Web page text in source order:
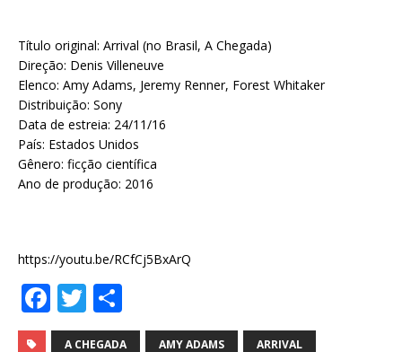
Título original: Arrival (no Brasil, A Chegada)
Direção: Denis Villeneuve
Elenco: Amy Adams, Jeremy Renner, Forest Whitaker
Distribuição: Sony
Data de estreia: 24/11/16
País: Estados Unidos
Gênero: ficção científica
Ano de produção: 2016
https://youtu.be/RCfCj5BxArQ
F
a
T
w h
A CHEGADA AMY ADAMS ARRIVAL